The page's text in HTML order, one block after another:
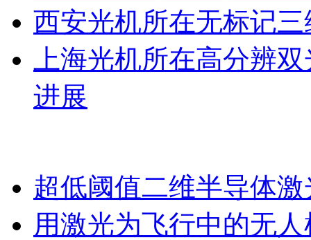
西安光机所在无标记
上海光机所在高分辨
进展
超低阈值二维半导体
用激光为飞行中的无